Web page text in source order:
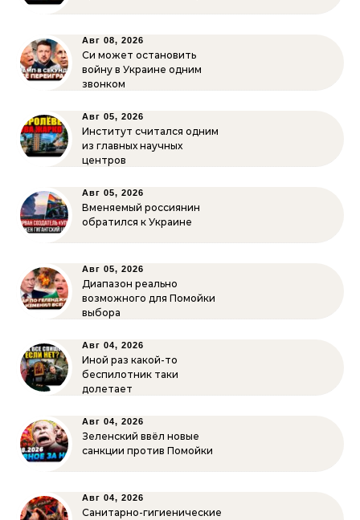
Авг 08, 2026
Си может остановить
войну в Украине одним
звонком
Авг 05, 2026
Институт считался одним
из главных научных
центров
Авг 05, 2026
Вменяемый россиянин
обратился к Украине
Авг 05, 2026
Диапазон реально
возможного для Помойки
выбора
Авг 04, 2026
Иной раз какой-то
беспилотник таки
долетает
Авг 04, 2026
Зеленский ввёл новые
санкции против Помойки
Авг 04, 2026
Санитарно-гигиенические